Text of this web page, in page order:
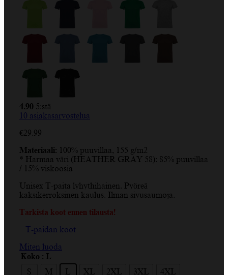
4.90 5:stä
10 asiakasarvostelua
€29.99
Materiaali: 100% puuvillaa, 155 g/m2
* Harmaa väri (HEATHER GRAY 58): 85% puuvillaa
/ 15% viskoosia
Unisex T-paita lyhythihainen. Pyöreä
kaksikerroksinen kaulus. Ilman sivusaumoja.
Tarkista koot ennen tilausta!
T-paidan koot
Miten luoda
Koko : L
S
M L XL 2XL 3XL
4XL